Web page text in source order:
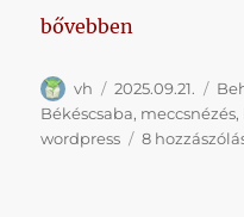
„Nyomokban
bővebben
Szerző
vh Közzétéve
2025.09.21.
Békéscsaba, meccsnézés,
wordpress
8